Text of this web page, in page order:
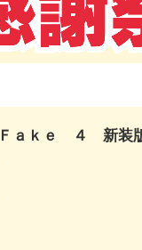
Ｆａｋｅ ４ 新装